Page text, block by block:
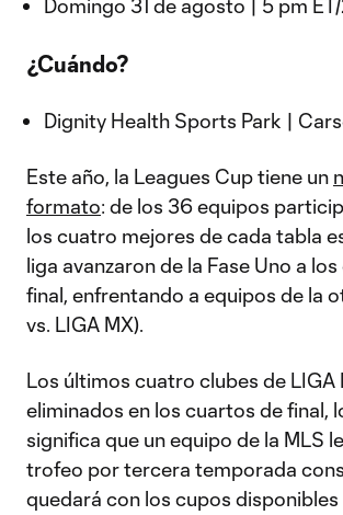
Domingo 31 de agosto | 5 pm
¿Cuándo?
Dignity Health Sports Park |
Este año, la Leagues Cup tiene un
formato: de los 36 equipos
los cuatro mejores de cada tabla
liga avanzaron de la Fase Uno a
final, enfrentando a equipos de la
vs. LIGA MX).
Los últimos cuatro clubes de LIGA
eliminados en los cuartos de final,
significa que un equipo de la MLS
trofeo por tercera temporada
quedará con los cupos disponibles